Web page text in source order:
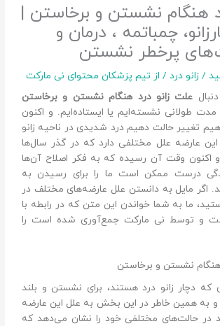
هنگام نشستن و برخاستن |
چمباتمه ، درمان و
پرخطر نشستن
/ زانو درد / از تیم پزشکان محتوای نی مارکت
علت زانو درد هنگام نشستن و برخاستن
طولانی نشسته‌ایم یا ایستاده‌ایم. و اکنون
تغییر حالت دهیم درد شدیدی در ناحیه زانو
عارضه علل مختلفی دارد که در گذر سال‌ها
اکنون وقت آن رسیده که به فکر اصلاح آن‌ها
درست ممکن است ما را برای رسیدن‌ به
اگر مایل به دانستن علل عارضه‌های مختلف در
ما به شما خواندن این متن که در رابطه با
و توسط نی مارکت جمع‌آوری شده است را
نشستن و برخاستن
که دچار زانو درد هستند، برای نشستن و بلند
به همین خاطر در این بخش به علل این عارضه
در حالت‌های مختلفی خود را نشان می‌دهد که